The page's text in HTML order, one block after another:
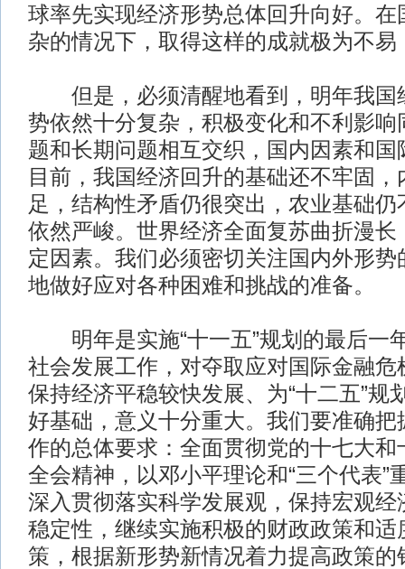
球率先实现经济形势总体回升向好。在
杂的情况下，取得这样的成就极为不易
但是，必须清醒地看到，明年我国
势依然十分复杂，积极变化和不利影响
题和长期问题相互交织，国内因素和国
目前，我国经济回升的基础还不牢固
足，结构性矛盾仍很突出，农业基础
依然严峻。世界经济全面复苏曲折漫长
定因素。我们必须密切关注国内外形
地做好应对各种困难和挑战的准备。
明年是实施“十一五”规划的最后一
社会发展工作，对夺取应对国际金融危
保持经济平稳较快发展、为“十二五”规
好基础，意义十分重大。我们要准确把
作的总体要求：全面贯彻党的十七大和
全会精神，以邓小平理论和“三个代表”
深入贯彻落实科学发展观，保持宏观经
稳定性，继续实施积极的财政政策和适
策，根据新形势新情况着力提高政策的